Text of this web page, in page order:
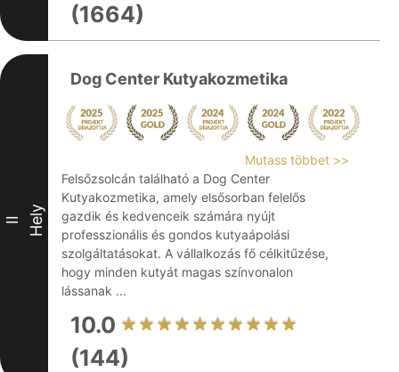
(1664)
II Hely
Dog Center Kutyakozmetika
Mutass többet >>
Felsőzsolcán található a Dog Center
Kutyakozmetika, amely elsősorban felelős
gazdik és kedvenceik számára nyújt
professzionális és gondos kutyaápolási
szolgáltatásokat. A vállalkozás fő célkitűzése,
hogy minden kutyát magas színvonalon
lássanak ...
10.0
(144)